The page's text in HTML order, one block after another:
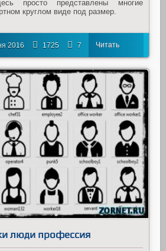
просто представлены многие
круглом виде под размер.
2016 1725 7 Читать
далее
люди профессия